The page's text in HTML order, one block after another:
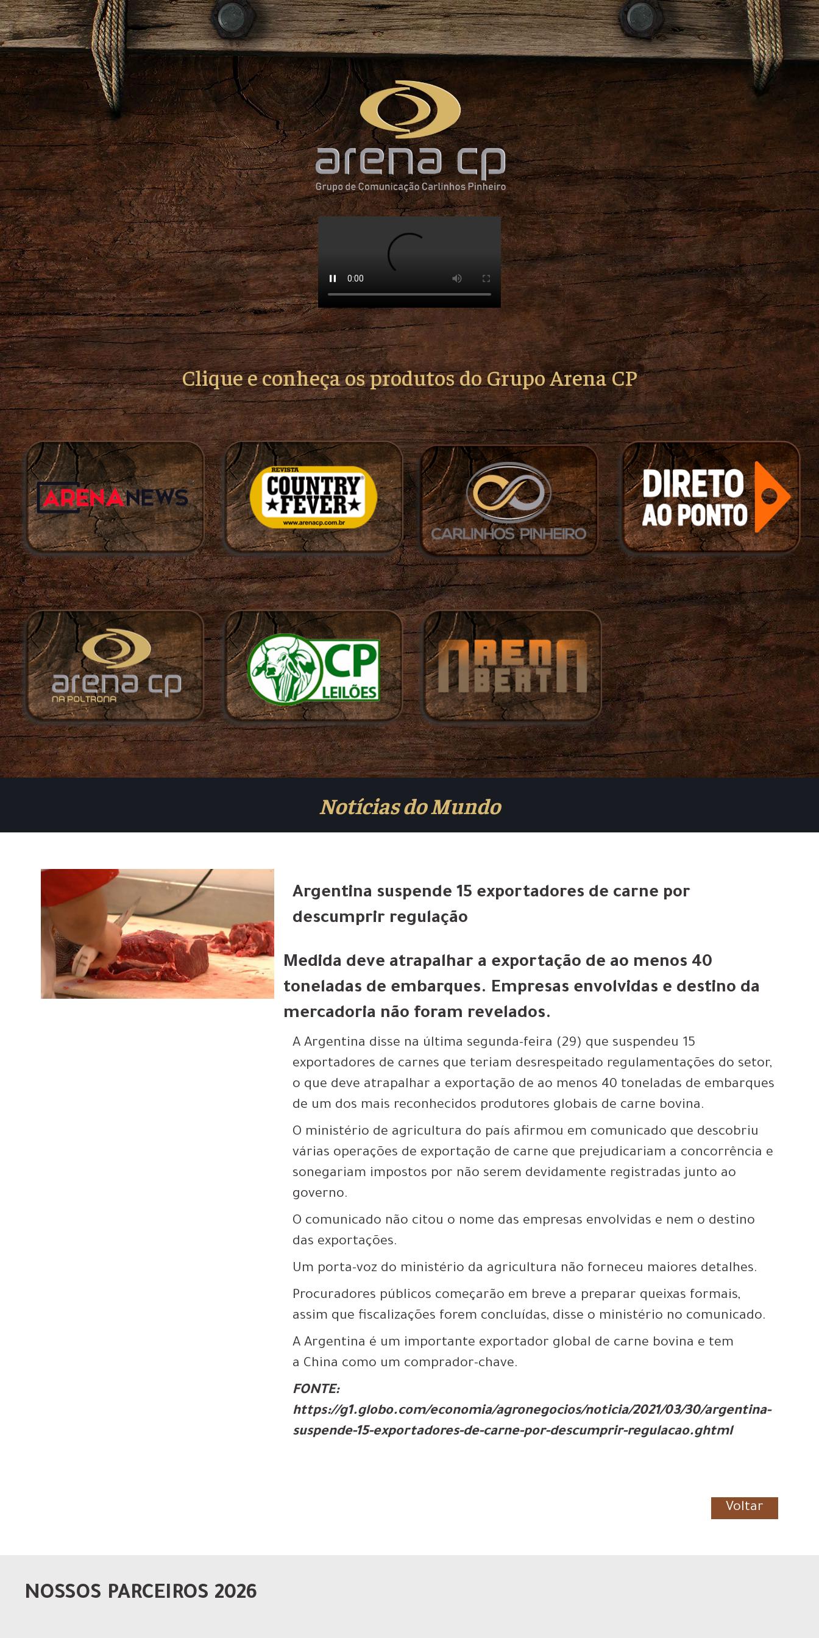
Clique e conheça os produtos do Grupo Arena CP
Notícias do Mundo
Argentina suspende 15 exportadores de carne por
descumprir regulação
Medida deve atrapalhar a exportação de ao menos 40
toneladas de embarques. Empresas envolvidas e destino da
mercadoria não foram revelados.
A Argentina disse na última segunda-feira (29) que suspendeu 15
exportadores de carnes que teriam desrespeitado regulamentações do setor,
o que deve atrapalhar a exportação de ao menos 40 toneladas de embarques
de um dos mais reconhecidos produtores globais de carne bovina.
O ministério de agricultura do país afirmou em comunicado que descobriu
várias operações de exportação de carne que prejudicariam a concorrência e
sonegariam impostos por não serem devidamente registradas junto ao
governo.
O comunicado não citou o nome das empresas envolvidas e nem o destino
das exportações.
Um porta-voz do ministério da agricultura não forneceu maiores detalhes.
Procuradores públicos começarão em breve a preparar queixas formais,
assim que fiscalizações forem concluídas, disse o ministério no comunicado.
A Argentina é um importante exportador global de carne bovina e tem
a China como um comprador-chave.
FONTE:
https://g1.globo.com/economia/agronegocios/noticia/2021/03/30/argentina-
suspende-15-exportadores-de-carne-por-descumprir-regulacao.ghtml
Voltar
NOSSOS PARCEIROS 2026